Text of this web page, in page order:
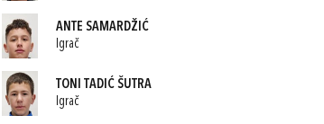
ANTE SAMARDŽIĆ
Igrač
TONI TADIĆ ŠUTRA
Igrač